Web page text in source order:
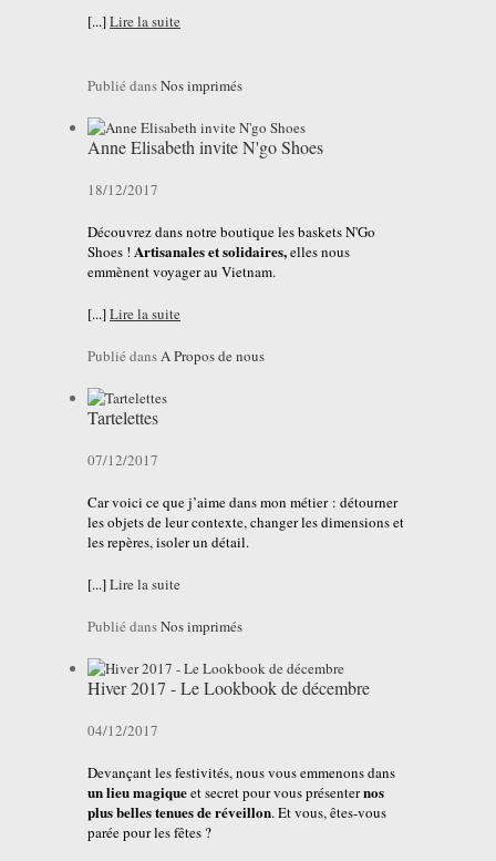
[...]Lire la suite
Publié dansNos imprimés
Anne Elisabeth invite N'go Shoes
18/12/2017
Découvrez dans notre boutique les baskets N'Go
Shoes ! Artisanales et solidaires,elles nous
emmènent voyager au Vietnam.
[...]Lire la suite
Publié dansA Propos de nous
Tartelettes
07/12/2017
Car voici ce que j’aime dans mon métier : détourner
les objets de leur contexte, changer les dimensions et
les repères, isoler un détail.
[...]Lire la suite
Publié dansNos imprimés
Hiver 2017 - Le Lookbook de décembre
04/12/2017
Devançant les festivités, nous vous emmenons dans
un lieu magiqueet secret pour vous présenternos
plus belles tenues de réveillon. Et vous, êtes-vous
parée pour les fêtes ?